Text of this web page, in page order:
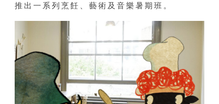
推出一系列烹飪、藝術及音樂暑期班。